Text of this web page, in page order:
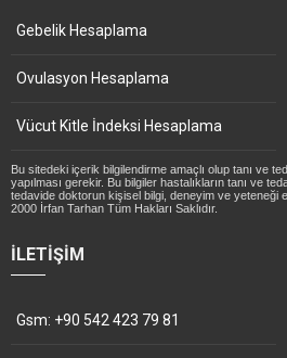
Gebelik Hesaplama
Ovulasyon Hesaplama
Vücut Kitle İndeksi Hesaplama
Bu sitedeki içerik bilgilendirme amaçlı olup tanı ve
yapılması gerekir. Bu bilgiler hastalıkların tanı ve
tedavide doktorun kişisel bilgi, deneyim ve yeteneği
2000 İrfan Tarhan Tüm Hakları Saklıdır.
İLETIŞIM
Gsm: +90 542 423 79 81